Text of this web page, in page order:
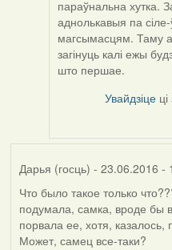
to
by
Viachaslav
Gruzdov
параўнальна хутка.
аднолькавыя па сіле-
магсымасцям. Таму
загінуць калі ежы
што першае.
Увайдзіце ці
Дарья (госць) - 23.06.2016 -
Что было такое только
подумала, самка, вроде бы
порвала ее, хотя,
Может, самец все-таки?